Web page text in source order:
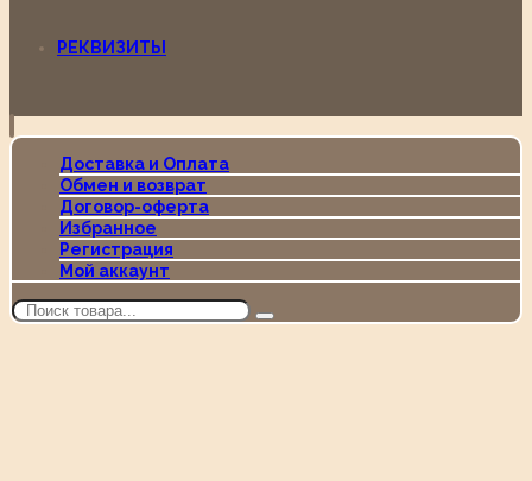
РЕКВИЗИТЫ
Доставка и Оплата
Обмен и возврат
Договор-оферта
Избранное
Регистрация
Мой аккаунт